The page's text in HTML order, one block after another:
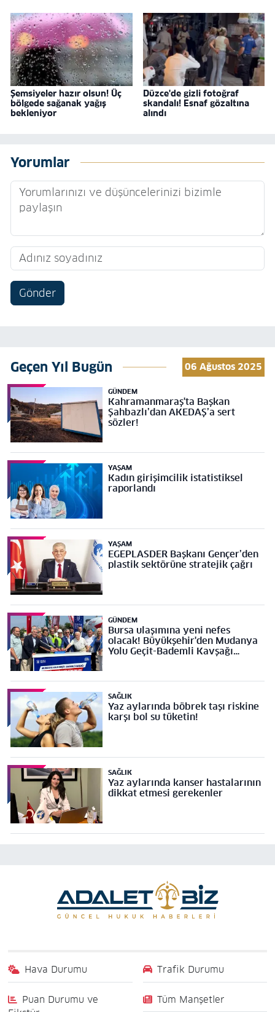
Şemsiyeler hazır olsun! Üç
bölgede sağanak yağış
bekleniyor
Düzce'de gizli fotoğraf
skandalı! Esnaf gözaltına
alındı
Yorumlar
Gönder
Geçen Yıl Bugün 06 Ağustos 2025
GÜNDEM
Kahramanmaraş'ta Başkan
Şahbazlı’dan AKEDAŞ’a sert
sözler!
YAŞAM
Kadın girişimcilik istatistiksel
raporlandı
YAŞAM
EGEPLASDER Başkanı Gençer’den
plastik sektörüne stratejik çağrı
GÜNDEM
Bursa ulaşımına yeni nefes
olacak! Büyükşehir'den Mudanya
Yolu Geçit-Bademli Kavşağı
SAĞLIK
Yaz aylarında böbrek taşı riskine
karşı bol su tüketin!
SAĞLIK
Yaz aylarında kanser hastalarının
dikkat etmesi gerekenler
Hava Durumu Trafik Durumu
Puan Durumu ve
Tüm Manşetler